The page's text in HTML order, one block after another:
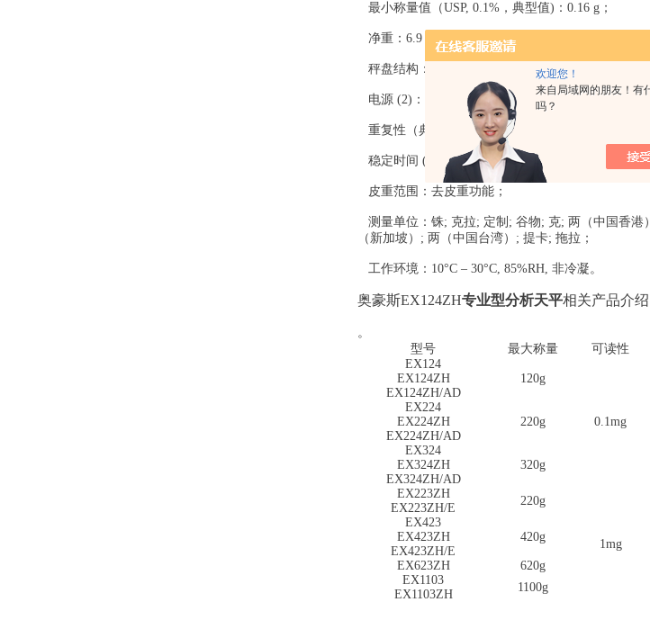
欢迎您！
来自局域网的朋友！有
吗？
最小称量值（USP, 0.1%，典型值)：0.16 g；
净重：6.9 kg；
秤盘结构：不锈钢；
电源 (2)：AC 适配器（标配）；
重复性（典型值） ：0.0001 g；
稳定时间 (2)：2 s；
皮重范围：去皮重功能；
测量单位：铢; 克拉; 定制; 谷物; 克; 两（中国香港
（新加坡）; 两（中国台湾）; 提卡; 拖拉；
工作环境：10°C – 30°C, 85%RH, 非冷凝。
奥豪斯EX124ZH专业型分析天平相关产品介绍
。
型号
最大称量 可读性
EX124
120g
0.1mg
EX124ZH
EX124ZH/AD
EX224
220g
EX224ZH
EX224ZH/AD
EX324
320g
EX324ZH
EX324ZH/AD
EX223ZH
220g
1mg
EX223ZH/E
EX423
420g
EX423ZH
EX423ZH/E
EX623ZH
620g
EX1103
1100g
EX1103ZH